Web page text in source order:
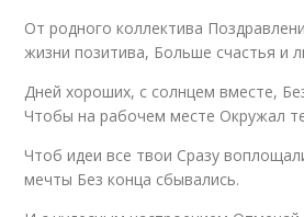
От родного коллектива
жизни позитива, Больше счастья и
Дней хороших, с солнцем вместе,
Чтобы на рабочем месте Окружал
Чтоб идеи все твои Сразу
мечты Без конца сбывались.